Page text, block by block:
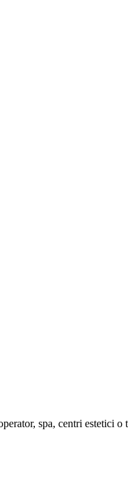
spa, centri estetici o